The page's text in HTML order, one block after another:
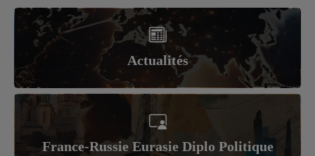
Actualités
France-Russie Eurasie Diplo Politique